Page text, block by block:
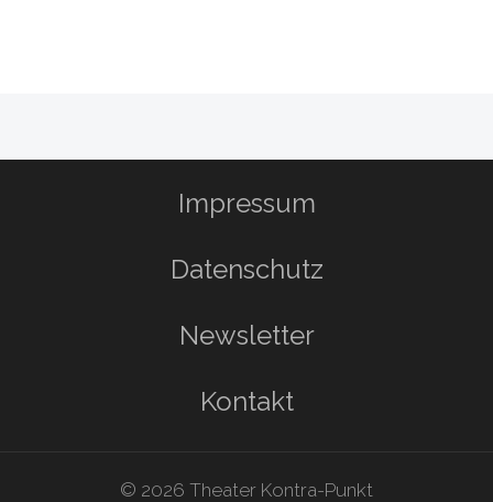
Impressum
Datenschutz
Newsletter
Kontakt
© 2026 Theater Kontra-Punkt